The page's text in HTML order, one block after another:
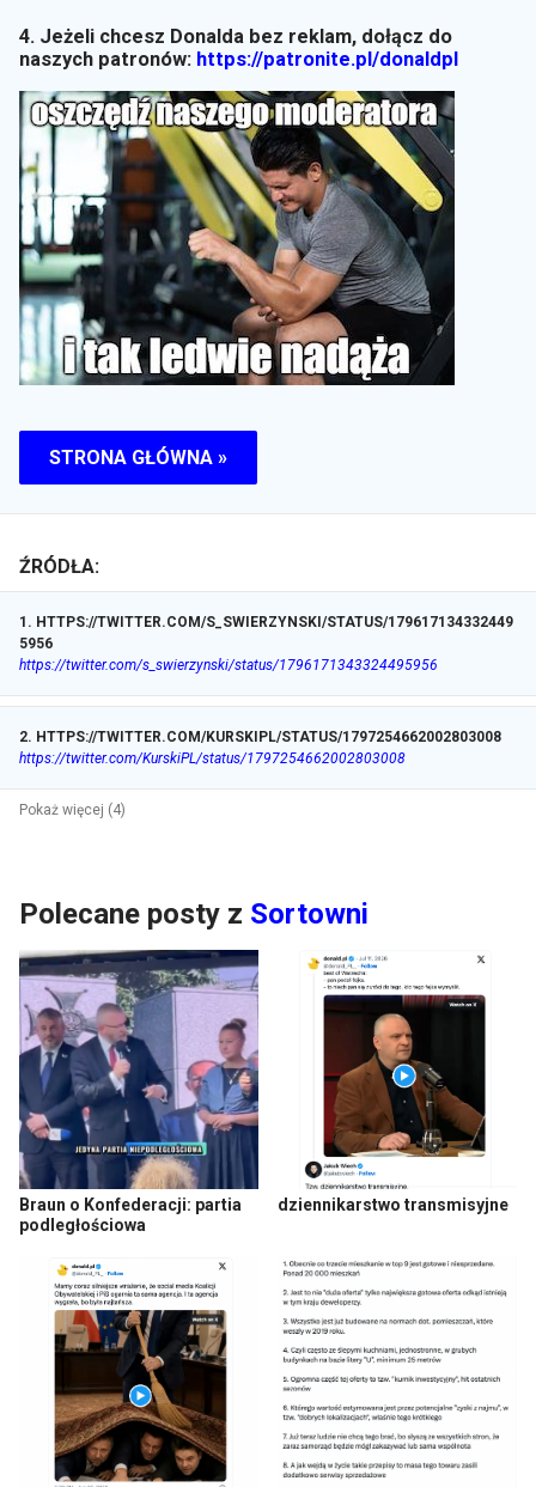
4. Jeżeli chcesz Donalda bez reklam, dołącz do
naszych patronów: https://patronite.pl/donaldpl
STRONA GŁÓWNA »
ŹRÓDŁA:
1 . HTTPS://TWITTER.COM/S_SWIERZYNSKI/STATUS/179617134332449
5956
https://twitter.com/s_swierzynski/status/1796171343324495956
2. HTTPS://TWITTER.COM/KURSKIPL/STATUS/1797254662002803008
https://twitter.com/KurskiPL/status/1797254662002803008
Pokaż więcej (4)
Polecane posty z Sortowni
Braun o Konfederacji: partia
podległościowa
dziennikarstwo transmisyjne